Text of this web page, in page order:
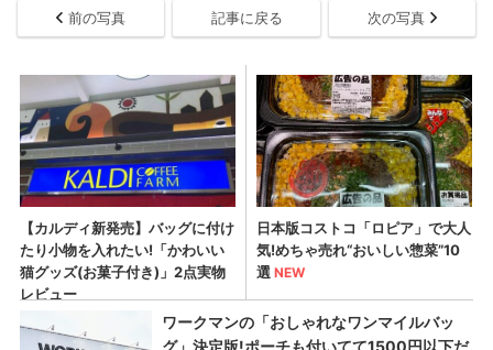
前の写真 記事に戻る 次の写真